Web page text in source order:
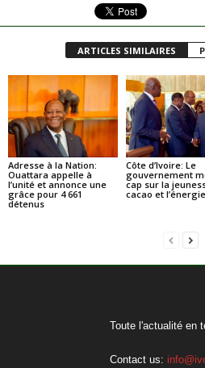
ARTICLES SIMILAIRES
Adresse à la Nation:
Ouattara appelle à
l’unité et annonce une
grâce pour 4 661
détenus
Côte d’Ivoire: Le
gouvernement
cap sur la
cacao et l’énergie
Toute l'actualité en
Contact us: